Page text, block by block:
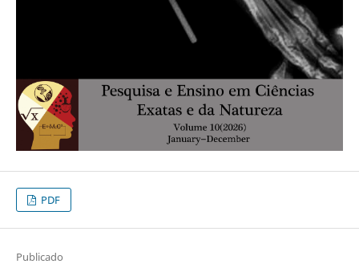
PDF
Publicado